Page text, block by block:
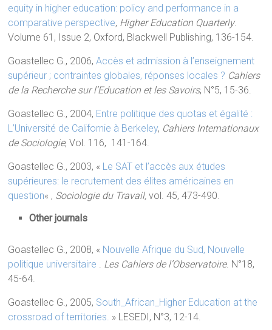
equity in higher education: policy and performance in a
comparative perspective, Higher Education Quarterly.
Volume 61, Issue 2, Oxford, Blackwell Publishing, 136-154.
Goastellec G., 2006,Accès et admission à l’enseignement
supérieur ; contraintes globales, réponses locales ? Cahiers
de la Recherche sur l’Education et les Savoirs, N°5, 15-36.
Goastellec G., 2004, Entre politique des quotas et égalité :
L’Université de Californie à Berkeley, Cahiers Internationaux
de Sociologie, Vol. 116, 141-164.
Goastellec G., 2003, « Le SAT et l’accès aux études
supérieures: le recrutement des élites américaines en
question« , Sociologie du Travail, vol. 45, 473-490.
Other journals
Goastellec G., 2008, « Nouvelle Afrique du Sud, Nouvelle
politique universitaire
Les Cahiers de l’Observatoire. N°18,
45-64.
Goastellec G., 2005, South_African_Higher Education at the
crossroad of territories. » LESEDI, N°3, 12-14.